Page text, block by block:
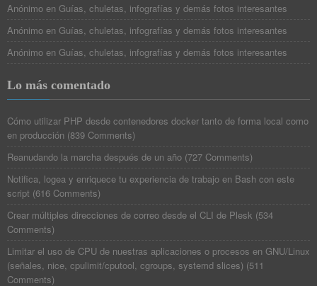
Anónimo en Guías, chuletas, infografías y demás fotos interesantes
Anónimo en Guías, chuletas, infografías y demás fotos interesantes
Anónimo en Guías, chuletas, infografías y demás fotos interesantes
Lo más comentado
Cómo utilizar PHP desde contenedores docker tanto de forma local como
en producción (839 Comments)
Reanudando la marcha después de un año (727 Comments)
Notifica, logea y enriquece tu experiencia de trabajo en Bash con este
script (616 Comments)
Crear múltiples direcciones de correo desde el CLI de Plesk (534
Comments)
Limitar el uso de CPU de nuestras aplicaciones o procesos en GNU/Linux
(señales, nice, cpulimit/cputool, cgroups, systemd slices) (511
Comments)